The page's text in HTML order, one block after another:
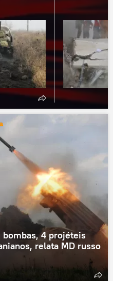
bombas, 4 projéteis
relata MD russo